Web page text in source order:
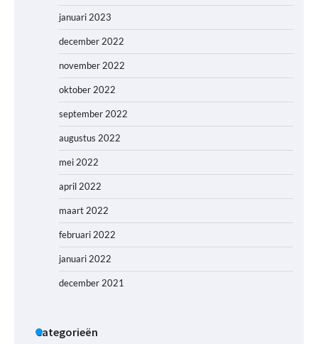
januari 2023
december 2022
november 2022
oktober 2022
september 2022
augustus 2022
mei 2022
april 2022
maart 2022
februari 2022
januari 2022
december 2021
Categorieën